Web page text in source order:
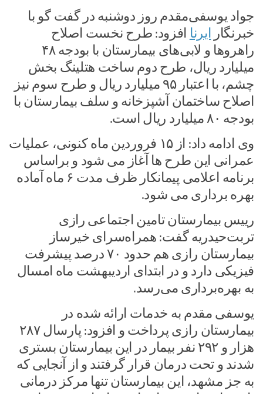
جواد یوسفی‌مقدم روز دوشنبه در گفت گو با
خبرنگار
ایرنا افزود: طرح نخست اصلاح
راهروها و لابی‌های بیمارستان با بودجه ۴۸
میلیارد ریال، طرح دوم ساخت هتلینگ بخش
چشم، با اعتبار ۹۵ میلیارد ریال و طرح سوم نیز
اصلاح ساختمان آشپزخانه و سلف بیمارستان با
بودجه ۸۰ میلیارد ریال است.
وی ادامه داد: از ۱۵ فروردین ماه کنونی، عملیات
عمرانی این طرح ها آغاز می شود و براساس
برنامه اعلامی پیمانکار ظرف مدت ۶ ماه آماده
بهره برداری می شود.
رییس بیمارستان تامین اجتماعی رازی
تربت‌حیدریه گفت: همراه‌سرای خیرساز
بیمارستان رازی هم حدود ۷۰ درصد پیشرفت
فیزیکی دارد و در ابتدای اردیبهشت ماه امسال
به بهره‌برداری می‌رسد.
یوسفی مقدم به خدمات ارائه شده در
بیمارستان رازی پرداخت و افزود: پارسال ۲۸۷
هزار و ۲۹۲ نفر بیمار در این بیمارستان بستری
شدند و تحت درمان قرار گرفتند و از آنجایی که
به جز مشهد، این بیمارستان تنها مرکز درمانی